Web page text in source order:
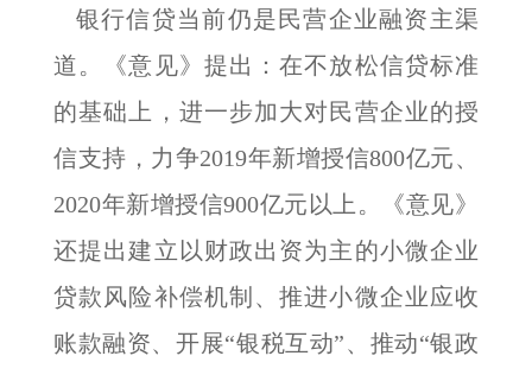
银行信贷当前仍是民营企业融资主渠
道。《意见》提出：在不放松信贷标准
的基础上，进一步加大对民营企业的授
信支持，力争2019年新增授信800亿元、
2020年新增授信900亿元以上。《意见》
还提出建立以财政出资为主的小微企业
贷款风险补偿机制、推进小微企业应收
账款融资、开展“银税互动”、推动“银政